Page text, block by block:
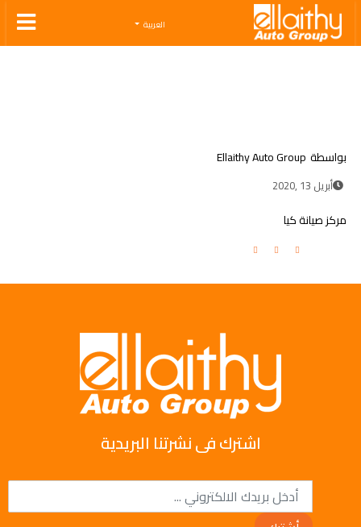
Ellaithy Auto Group
العربية
بواسطة Ellaithy Auto Group
أبريل 13 ,2020
مركز صيانة كيا
اشترك فى نشرتنا البريدية